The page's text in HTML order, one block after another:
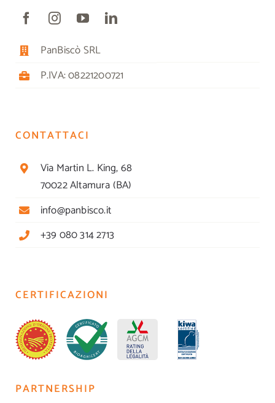
PanBiscò SRL
P.IVA: 08221200721
CONTATTACI
Via Martin L. King, 68
70022 Altamura (BA)
info@panbisco.it
+39 080 314 2713
CERTIFICAZIONI
PARTNERSHIP